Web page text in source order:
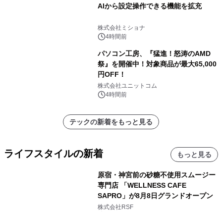
AIから設定操作できる機能を拡充
株式会社ミショナ
4時間前
パソコン工房、『猛進！怒涛のAMD
祭』を開催中！対象商品が最大65,000
円OFF！
株式会社ユニットコム
4時間前
テックの新着をもっと見る
ライフスタイルの新着 もっと見る
原宿・神宮前の砂糖不使用スムージー
専門店 「WELLNESS CAFE
SAPRO」が8月8日グランドオープン
株式会社RSF